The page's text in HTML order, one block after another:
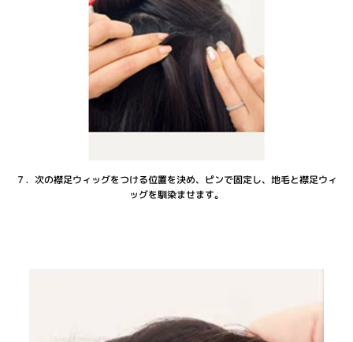
７．次の襟足ウィッグをつける位置を決め、ピンで固定し、地毛と襟足ウィ
ッグを馴染ませます。